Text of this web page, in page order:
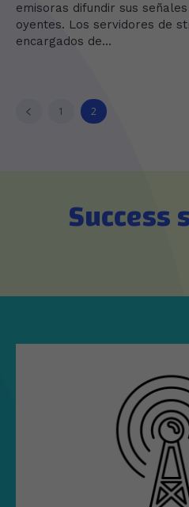
emisoras difundir sus
oyentes. Los servidores de
encargados de...
1 2
Success